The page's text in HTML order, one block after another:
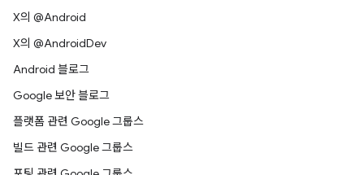
X의 @Android
X의 @AndroidDev
Android 블로그
Google 보안 블로그
플랫폼 관련 Google 그룹스
빌드 관련 Google 그룹스